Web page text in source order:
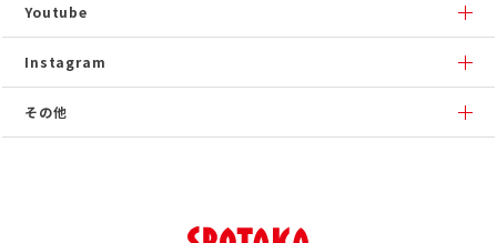
Youtube
Instagram
その他